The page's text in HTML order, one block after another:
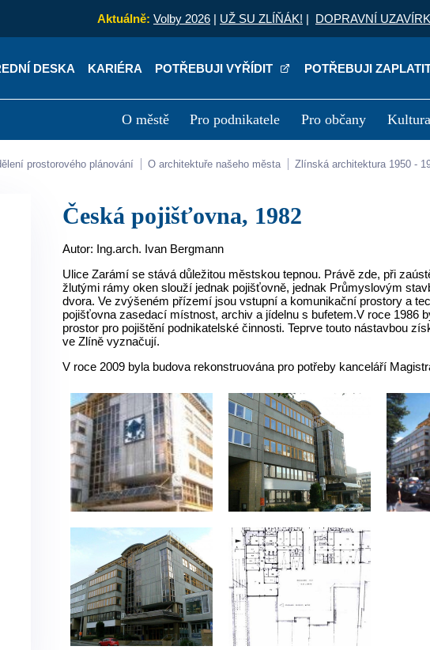
Aktuálně: Volby 2026 | UŽ SU ZLÍŇÁK! | DOPRAVNÍ
DESKA KARIÉRA POTŘEBUJI VYŘÍDIT POTŘEBUJI
O městě Pro podnikatele Pro občany
Úřední deska Kariéra
prostorového plánování O architektuře našeho města Zlínská architektura 1950 -
Česká pojišťovna, 1982
Autor: Ing.arch. Ivan Bergmann
Ulice Zarámí se stává důležitou městskou tepnou. Právě zde, při
žlutými rámy oken slouží jednak pojišťovně, jednak Průmyslovým
dvora. Ve zvýšeném přízemí jsou vstupní a komunikační prostory a
pojišťovna zasedací místnost, archiv a jídelnu s bufetem.V roce 1986
prostor pro pojištění podnikatelské činnosti. Teprve touto nástavbou
ve Zlíně vyznačují.
V roce 2009 byla budova rekonstruována pro potřeby kanceláří